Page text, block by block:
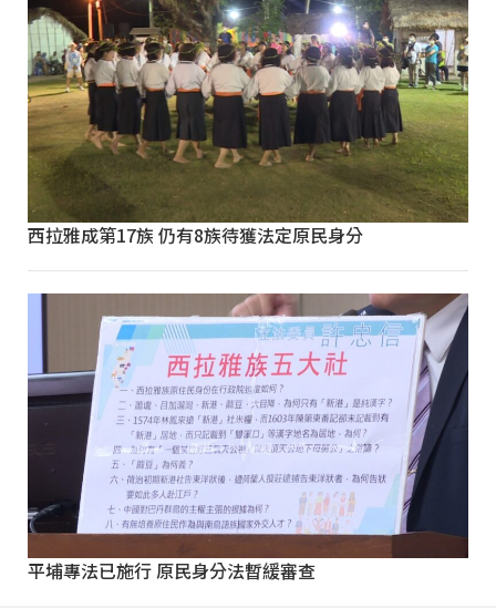
西拉雅成第17族 仍有8族待獲法定原民身分
平埔專法已施行 原民身分法暫緩審查